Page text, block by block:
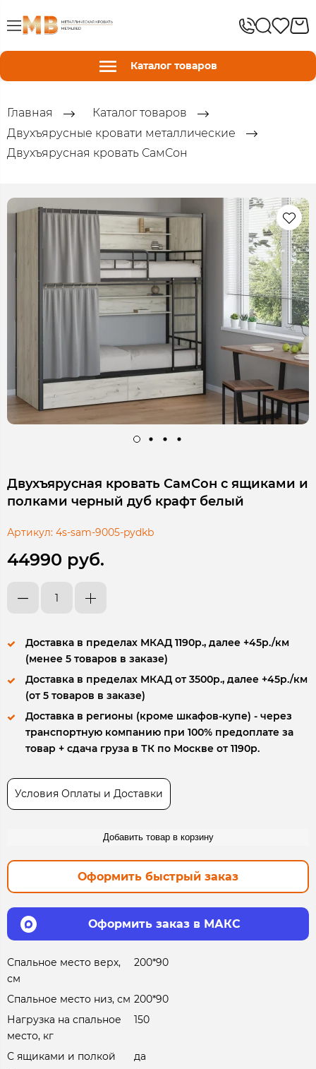
Каталог товаров
Главная
Каталог товаров
Двухъярусные кровати металлические
Двухъярусная кровать СамCон
Двухъярусная кровать СамСон с ящиками и
полками черный дуб крафт белый
Артикул: 4s-sam-9005-pydkb
44990 руб.
Доставка в пределах МКАД 1190р., далее +45р./км
(менее 5 товаров в заказе)
Доставка в пределах МКАД от 3500р., далее +45р./км
(от 5 товаров в заказе)
Доставка в регионы (кроме шкафов-купе) - через
транспортную компанию при 100% предоплате за
товар + сдача груза в ТК по Москве от 1190р.
Условия Оплаты и Доставки
Добавить товар в корзину
Оформить быстрый заказ
Оформить заказ в МАКС
Спальное место верх,
см
200*90
Спальное место низ, см 200*90
Нагрузка на спальное
место, кг
150
С ящиками и полкой
да